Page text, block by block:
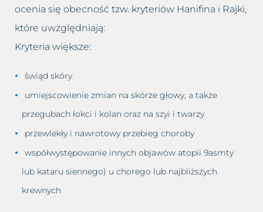
ocenia się obecność tzw. kryteriów Hanifina i Rajki,
które uwzględniają:
Kryteria większe:
świąd skóry
umiejscowienie zmian na skórze głowy, a także
przegubach łokci i kolan oraz na szyi i twarzy
przewlekły i nawrotowy przebieg choroby
współwystępowanie innych objawów atopii 9asmty
lub kataru siennego) u chorego lub najbliższych
krewnych